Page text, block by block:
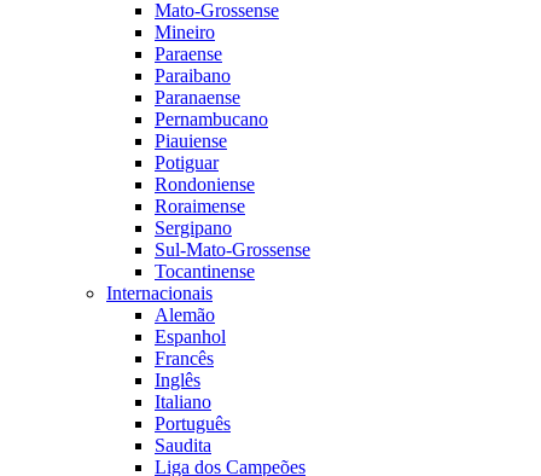
Mato-Grossense
Mineiro
Paraense
Paraibano
Paranaense
Pernambucano
Piauiense
Potiguar
Rondoniense
Roraimense
Sergipano
Sul-Mato-Grossense
Tocantinense
Internacionais
Alemão
Espanhol
Francês
Inglês
Italiano
Português
Saudita
Liga dos Campeões